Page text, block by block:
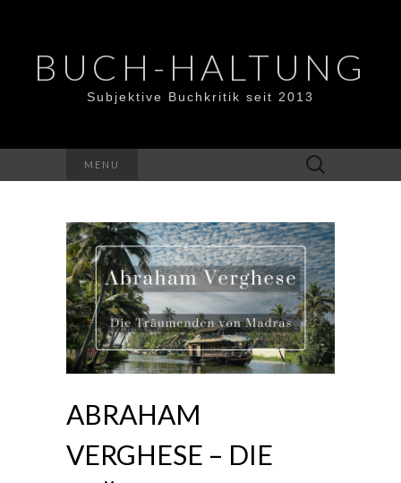
BUCH-HALTUNG
Subjektive Buchkritik seit 2013
MENU
Suchen
nach:
ABRAHAM
VERGHESE – DIE